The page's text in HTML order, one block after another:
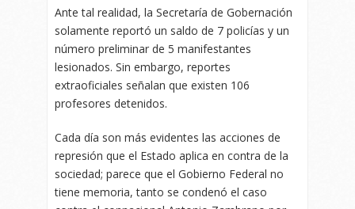
Ante tal realidad, la Secretaría de Gobernación
solamente reportó un saldo de 7 policías y un
número preliminar de 5 manifestantes
lesionados. Sin embargo, reportes
extraoficiales señalan que existen 106
profesores detenidos.
Cada día son más evidentes las acciones de
represión que el Estado aplica en contra de la
sociedad; parece que el Gobierno Federal no
tiene memoria, tanto se condenó el caso